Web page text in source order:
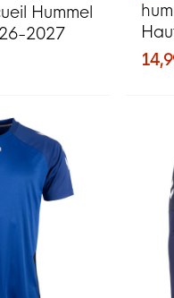
Hummel
2027